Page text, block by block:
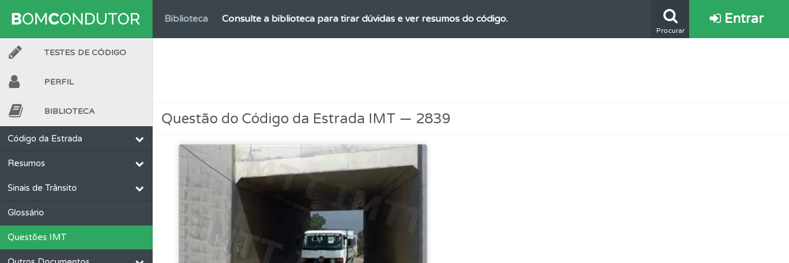
Biblioteca Consulte a biblioteca para tirar dúvidas e ver resumos do código.
O teste "Difícil" apresenta-lhe as questões mais falhadas na plataforma.
O Índice Bom Condutor dá-lhe uma ideia da sua preparação para o exame.
Testes Veja o nível de dificuldade do teste quando o termina.
Procurar
Entrar
TESTES DE CÓDIGO
PERFIL
BIBLIOTECA
Código da Estrada
Resumos
Sinais de Trânsito
Glossário
Questões IMT
Questão do Código da Estrada IMT — 2839